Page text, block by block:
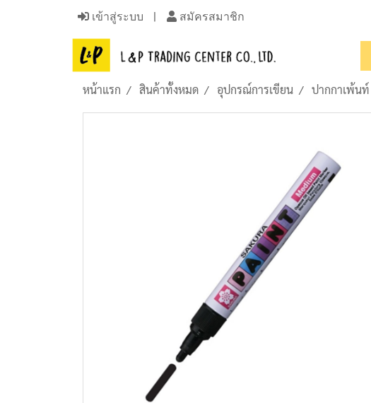
เข้าสู่ระบบ สมัครสมาชิก
หน้าแรก สินค้าทั้งหมด อุปกรณ์การเขียน ปากกาเพ้นท์